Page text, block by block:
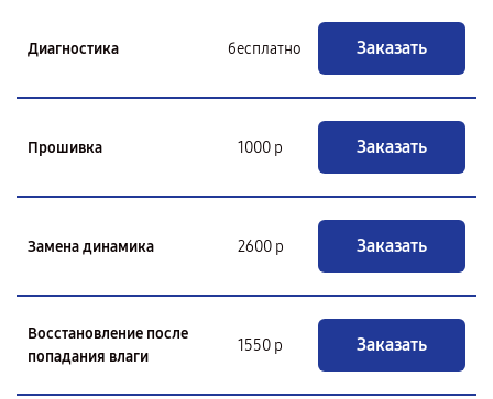
Диагностика бесплатно Заказать
Прошивка 1000 р Заказать
Замена динамика 2600 р Заказать
Восстановление после
попадания влаги
1550 р Заказать